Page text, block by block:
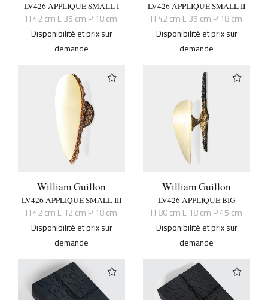
LV426 APPLIQUE SMALL I
H 42 cm L 35 cm P 18 cm
Disponibilité et prix sur
demande
LV426 APPLIQUE SMALL II
H 42 cm L 35 cm P 18 cm
Disponibilité et prix sur
demande
William Guillon
LV426 APPLIQUE SMALL III
H 42 cm L 12 cm P 18 cm
Disponibilité et prix sur
demande
William Guillon
LV426 APPLIQUE BIG
H 80 cm L 18 cm P 45 cm
Disponibilité et prix sur
demande